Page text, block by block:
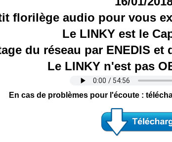
florilège audio pour vous
Le LINKY est le
du réseau par ENEDIS
Le LINKY n'est pas
En cas de problèmes pour l'écoute :